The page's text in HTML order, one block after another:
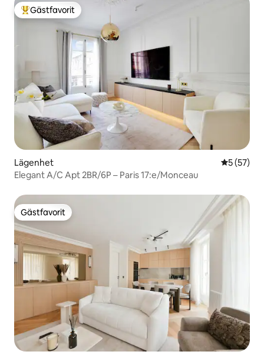
Populär gästfavorit
Gästfavorit
Lägenhet 5 av 5 i
5 (57)
Elegant A/C Apt 2BR/6P – Paris 17:e/Monceau
Gästfavorit
Gästfavorit